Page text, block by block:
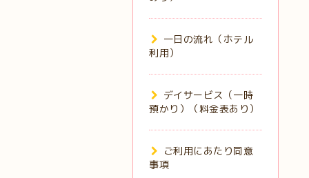
一日の流れ（ホテル
利用）
デイサービス（一時
預かり）（料金表あり）
ご利用にあたり同意
事項